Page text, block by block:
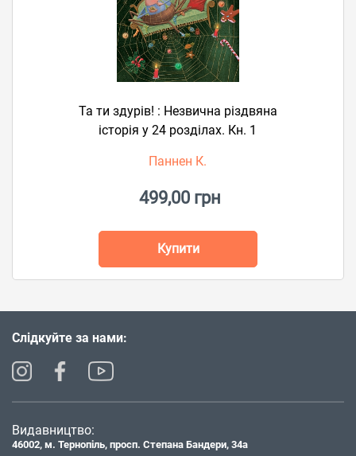
Та ти здурів! : Незвична різдвяна
історія у 24 розділах. Кн. 1
Паннен К.
499,00 грн
Купити
Слідкуйте за нами:
Видавництво:
46002, м. Тернопіль, просп. Степана Бандери, 34а